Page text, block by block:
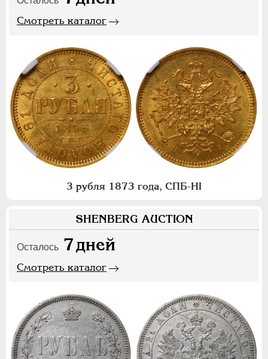
Смотреть каталог
3 рубля 1873 года, СПБ-НI
SHENBERG AUCTION
Осталось 7дней
Смотреть каталог